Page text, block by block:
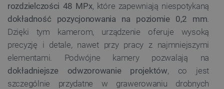
rozdzielczości 48 MPx, które zapewniają niespotykaną
dokładność pozycjonowania na poziomie 0,2 mm
Dzięki tym kamerom, urządzenie oferuje wysoką
precyzję i detale, nawet przy pracy z najmniejszymi
elementami. Podwójne kamery pozwalają na
dokładniejsze odwzorowanie projektów, co jest
szczególnie przydatne w grawerowaniu drobnych